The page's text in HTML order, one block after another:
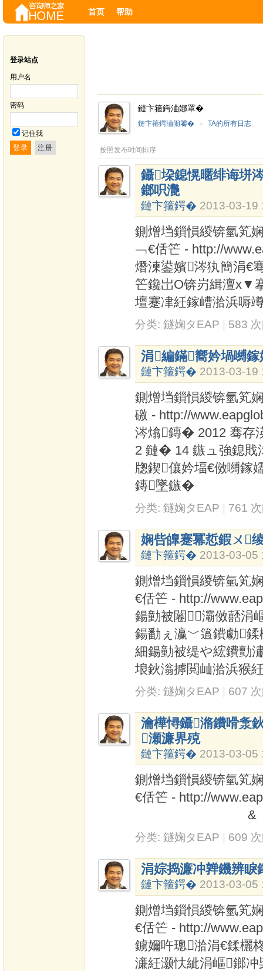
首页 帮助
登录站点
用户名
密码
记住我
鏈卞箍鍔浀娜罩�
鏈卞箍鍔浀闹饕� » TA的所有日志
按照发布时间排序
鑷垜鎴愰暱绯诲垪
鎯呮灧
鏈卞箍鍔� 2013-03-19
鍘熷垱鎻愪緵锛氫笂
﹁€佸笀 - http://
熸湅鍙嬪涔犱簡涓€
笀鑱岀О锛岃緝澶х▼
壇蹇冿紝鎵嶆湁浜嗕
分类: 鐩婅タEAP 583
涓編鏋嚮妗堝嚩
鏈卞箍鍔� 2013-03-19
鍘熷垱鎻愪緵锛氫笂
礉 - http://
涔熻鏄� 2012 骞存
2 鏈� 14 鏃ュ強鎴
牎鍥儴妗堛€傚嚩鎵
鏄墜鏃�
分类: 鐩婅タEAP 761
娴呰皥蹇冪悊鍜ㄨ
鏈卞箍鍔� 2013-03-05
鍘熷垱鎻愪緵锛氫笂
€佸笀 - http://
鍚勭被闂灞傚嚭涓
鍚勫ぇ瀛﹀簻鐨勮
細鍚勭被缇や綋鐨勯
埌鈥滃摢閲屾湁浜猴
分类: 鐩婅タEAP 607
瀹樺憳鑷潃鐨嗗洜
瀬濂界殑
鏈卞箍鍔� 2013-03-05
鍘熷垱鎻愪緵锛氫笂
€佸笀 - http://
&
分类: 鐩婅タEAP 609
涓婃捣濂冲亸鐖辨睙
鏈卞箍鍔� 2013-03-05
鍘熷垱鎻愪緵锛氫笂
€佸笀 - http://
鐪嬭吘璁湁涓€鍒欐
濓紝灏忕紪涓嶇鎯